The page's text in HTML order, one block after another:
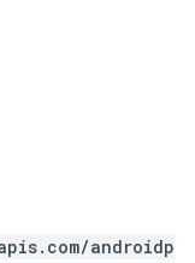
androidp